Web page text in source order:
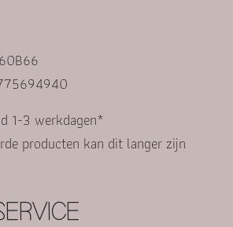
1-3 werkdagen*
producten kan dit langer zijn